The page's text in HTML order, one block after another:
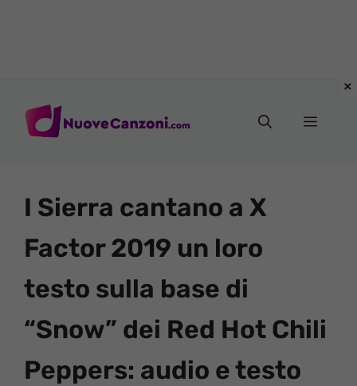
Menu
I Sierra cantano a X
Factor 2019 un loro
testo sulla base di
“Snow” dei Red Hot Chili
Peppers: audio e testo